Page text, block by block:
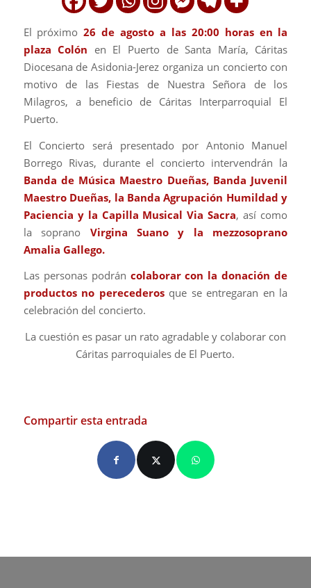
El próximo26 de agosto a las 20:00 horas en la
plaza Colón en El Puerto de Santa María, Cáritas
Diocesana de Asidonia-Jerez organiza un concierto con
motivo de las Fiestas de Nuestra Señora de los
Milagros, a beneficio de Cáritas Interparroquial El
Puerto.
El Concierto será presentado por Antonio Manuel
Borrego Rivas, durante el concierto intervendrán la
Banda de Música Maestro Dueñas, Banda Juvenil
Maestro Dueñas, la Banda Agrupación Humildad y
Paciencia y la Capilla Musical Via Sacra, así como
la soprano Virgina Suano y la mezzosoprano
Amalia Gallego.
Las personas podrán colaborar con la donación de
productos no perecederosque se entregaran en la
celebración del concierto.
La cuestión es pasar un rato agradable y colaborar con
Cáritas parroquiales de El Puerto.
Compartir esta entrada